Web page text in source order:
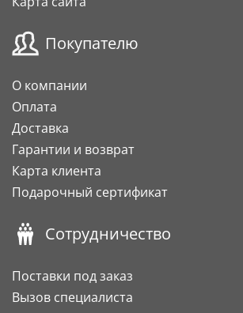
Покупателю
О компании
Оплата
Доставка
Гарантии и возврат
Карта клиента
Подарочный сертификат
Сотрудничество
Поставки под заказ
Вызов специалиста